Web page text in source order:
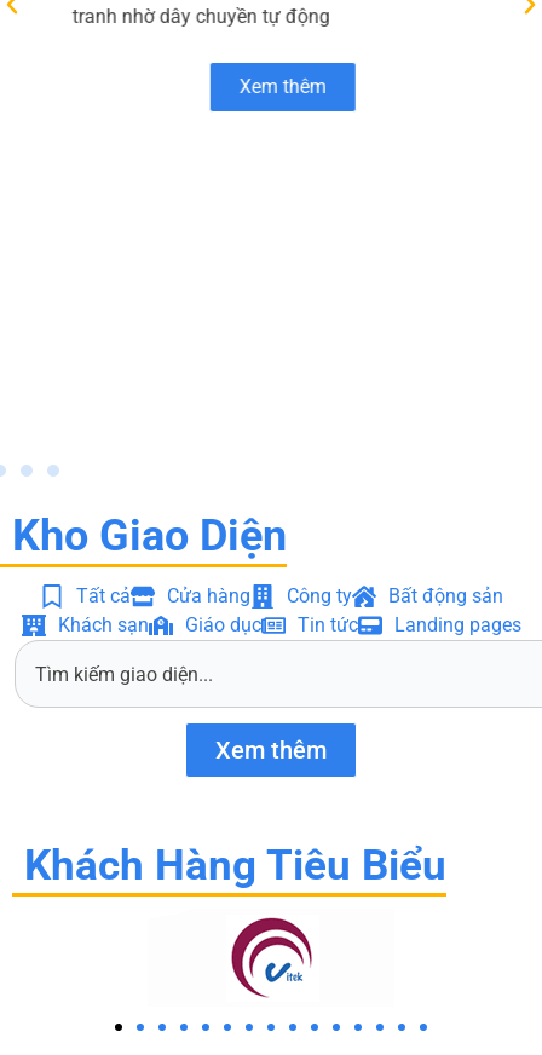
chuyên cung cấp các giải pháp bao bì giấy bền
vững như túi giấy, thanh nẹp góc, bao bì đóng
gói và bao bì thương mại điện tử. Trang chủ “Về
Micopak” giới thiệu tôn chỉ kết hợp công nghệ
Kho Giao Diện
Tất cả Cửa hàng Công ty
Bất động sản
Xem thêm
Khách Hàng Tiêu Biểu